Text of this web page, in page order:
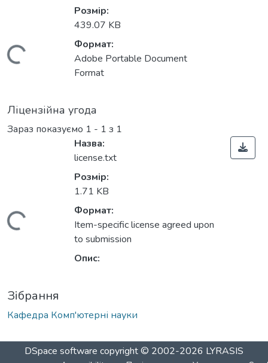
Вантажиться...
Розмір:
439.07 KB
Формат:
Adobe Portable Document
Format
Ліцензійна угода
Зараз показуємо 1 - 1 з 1
Вантажиться...
Назва:
license.txt
Розмір:
1.71 KB
Формат:
Item-specific license agreed upon
to submission
Опис:
Зібрання
Кафедра Комп'ютерні науки
DSpace software copyright © 2002-2026 LYRASIS